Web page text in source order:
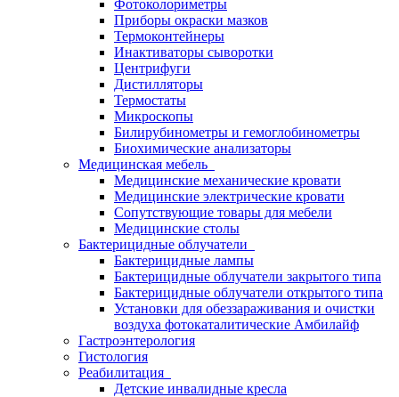
Фотоколориметры
Приборы окраски мазков
Термоконтейнеры
Инактиваторы сыворотки
Центрифуги
Дистилляторы
Термостаты
Микроскопы
Билирубинометры и гемоглобинометры
Биохимические анализаторы
Медицинская мебель
Медицинские механические кровати
Медицинские электрические кровати
Сопутствующие товары для мебели
Медицинские столы
Бактерицидные облучатели
Бактерицидные лампы
Бактерицидные облучатели закрытого типа
Бактерицидные облучатели открытого типа
Установки для обеззараживания и очистки
воздуха фотокаталитические Амбилайф
Гастроэнтерология
Гистология
Реабилитация
Детские инвалидные кресла